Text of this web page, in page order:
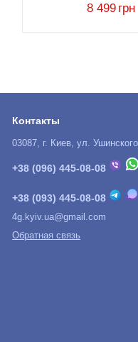
8 499 грн
Контакты
03087, г. Киев, ул.
+38 (096) 445-08-08
+38 (093) 445-08-08
4g.kyiv.ua@gmail.com
Обратная связь